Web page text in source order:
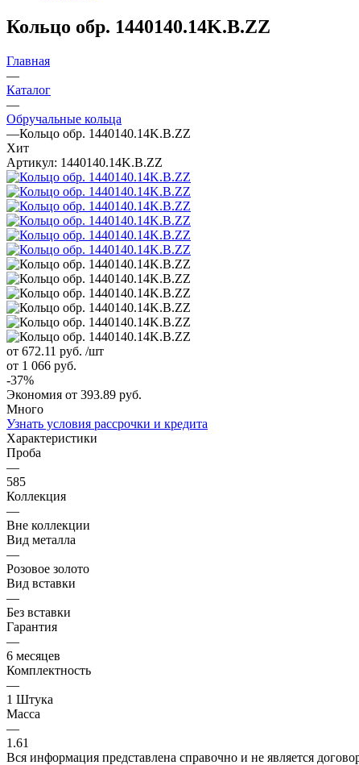
Кольцо обр. 1440140.14K.B.ZZ
Главная
—
Каталог
—
Обручальные кольца
—Кольцо обр. 1440140.14K.B.ZZ
Хит
Артикул: 1440140.14K.B.ZZ
от 672.11 руб. /шт
от 1 066 руб.
-37%
Экономия от 393.89 руб.
Много
Узнать условия рассрочки и кредита
Характеристики
Проба
—
585
Коллекция
—
Вне коллекции
Вид металла
—
Розовое золото
Вид вставки
—
Без вставки
Гарантия
—
6 месяцев
Комплектность
—
1 Штука
Масса
—
1.61
Вся информация представлена справочно и не является